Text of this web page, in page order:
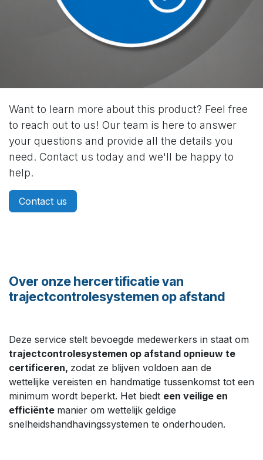
Want to learn more about this product? Feel free
to reach out to us! Our team is here to answer
your questions and provide all the details you
need. Contact us today and we'll be happy to
help.
Contact us
Over onze hercertificatie van
trajectcontrolesystemen op afstand
Deze service stelt bevoegde medewerkers in staat om
trajectcontrolesystemen op afstand opnieuw te
certificeren, zodat ze blijven voldoen aan de
wettelijke vereisten en handmatige tussenkomst tot een
minimum wordt beperkt. Het biedt een veilige en
efficiënte manier om wettelijk geldige
snelheidshandhavingssystemen te onderhouden.